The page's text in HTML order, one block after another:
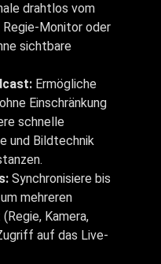
drahtlos vom
Regie-Monitor oder
sichtbare
Ermögliche
Einschränkung
schnelle
und Bildtechnik
Synchronisiere bis
mehreren
Kamera,
auf das Live-